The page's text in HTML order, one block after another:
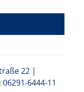
22 |
6444-11